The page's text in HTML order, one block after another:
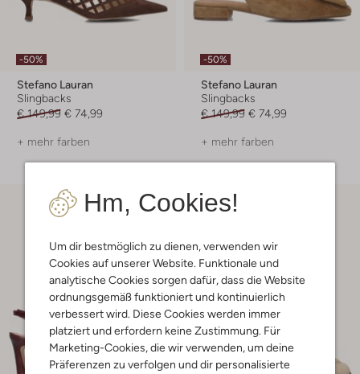
Hm, Cookies!
Um dir bestmöglich zu dienen, verwenden wir
Cookies auf unserer Website. Funktionale und
analytische Cookies sorgen dafür, dass die Website
ordnungsgemäß funktioniert und kontinuierlich
verbessert wird. Diese Cookies werden immer
platziert und erfordern keine Zustimmung. Für
Marketing-Cookies, die wir verwenden, um deine
Präferenzen zu verfolgen und dir personalisierte
-50%
Stefano Lauran
Slingbacks
€ 149,99 € 74,99
+ mehr farben
-50%
Stefano Lauran
Slingbacks
€ 149,99 € 74,99
+ mehr farben